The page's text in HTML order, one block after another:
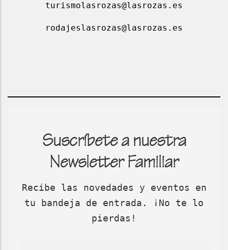
turismolasrozas@lasrozas.es
rodajeslasrozas@lasrozas.es
Suscríbete a nuestra
Newsletter Familiar
Recibe las novedades y eventos en
tu bandeja de entrada. ¡No te lo
pierdas!